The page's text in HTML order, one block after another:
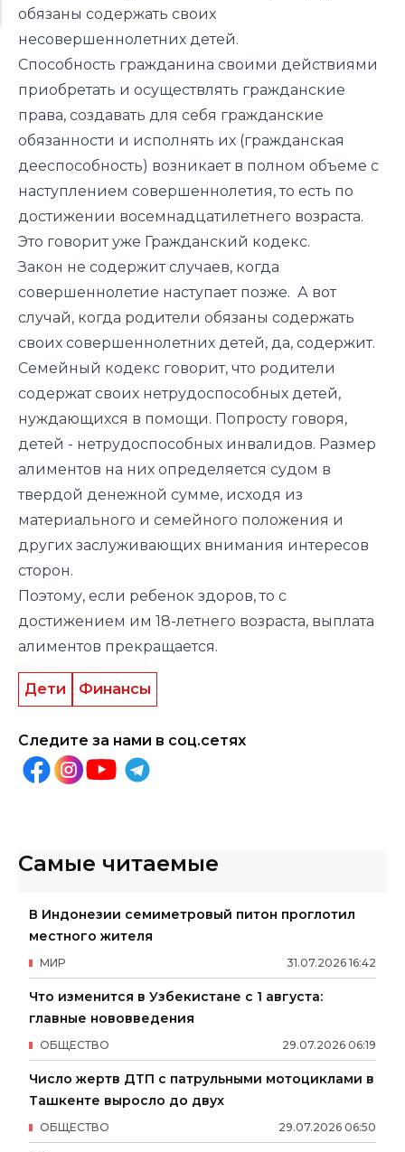
обязаны содержать своих
несовершеннолетних детей.
Способность гражданина своими действиями
приобретать и осуществлять гражданские
права, создавать для себя гражданские
обязанности и исполнять их (гражданская
дееспособность) возникает в полном объеме с
наступлением совершеннолетия, то есть по
достижении восемнадцатилетнего возраста.
Это говорит уже Гражданский кодекс.
Закон не содержит случаев, когда
совершеннолетие наступает позже. А вот
случай, когда родители обязаны содержать
своих совершеннолетних детей, да, содержит.
Семейный кодекс говорит, что родители
содержат своих нетрудоспособных детей,
нуждающихся в помощи. Попросту говоря,
детей - нетрудоспособных инвалидов. Размер
алиментов на них определяется судом в
твердой денежной сумме, исходя из
материального и семейного положения и
других заслуживающих внимания интересов
сторон.
Поэтому, если ребенок здоров, то с
достижением им 18-летнего возраста, выплата
алиментов прекращается.
Дети Финансы
Следите за нами в соц.сетях
Самые читаемые
В Индонезии семиметровый питон проглотил
местного жителя
31.07.2026 16:42
МИР
Что изменится в Узбекистане с 1 августа:
главные нововведения
29.07.2026 06:19
ОБЩЕСТВО
Число жертв ДТП с патрульными мотоциклами в
Ташкенте выросло до двух
29.07.2026 06:50
ОБЩЕСТВО